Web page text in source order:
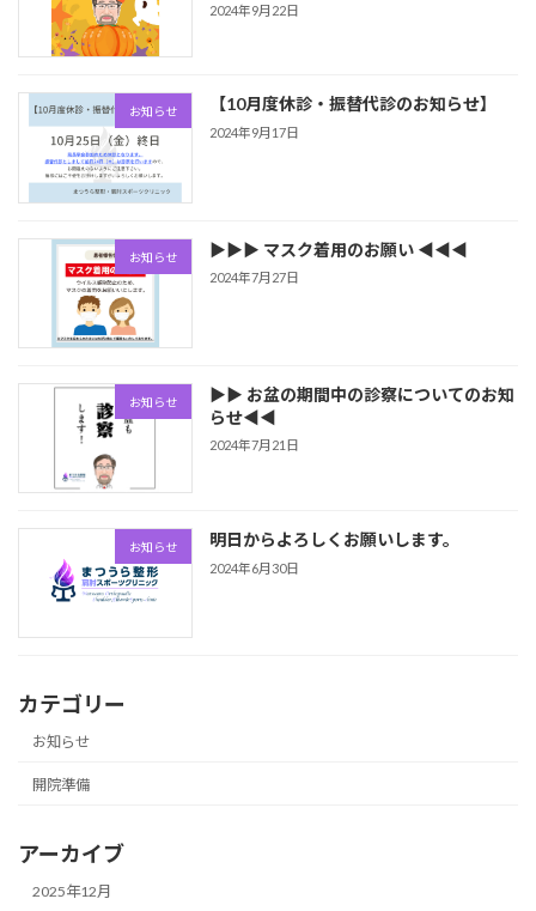
2024年9月22日
お知らせ 【10月度休診・振替代診のお知らせ】
2024年9月17日
お知らせ ▶▶▶ マスク着用のお願い ◀◀◀
2024年7月27日
お知らせ
▶▶ お盆の期間中の診察についてのお知
らせ◀◀
2024年7月21日
お知らせ 明日からよろしくお願いします。
2024年6月30日
カテゴリー
お知らせ
開院準備
アーカイブ
2025年12月